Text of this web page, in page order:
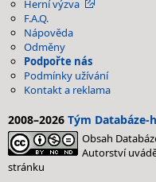
Herní výzva
F.A.Q.
Nápověda
Odměny
Podpořte nás
Podmínky užívání
Kontakt a reklama
2008–2026 Tým Databáze-
Obsah
Autorství
stránku